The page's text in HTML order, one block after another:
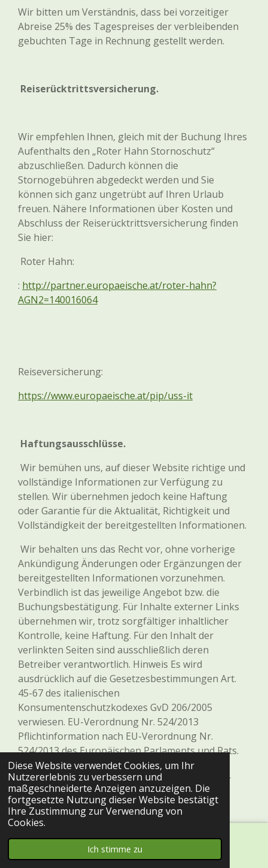
Diese Website verwendet Cookies, um Ihr
Nutzererlebnis zu verbessern und
maßgeschneiderte Anzeigen anzuzeigen. Die
fortgesetzte Nutzung dieser Website bestätigt
Ihre Zustimmung zur Verwendung von
Cookies.
Ich stimme zu
Wir bitten um Verständnis, dass bei vorzeitiger
Abreise 25% des Tagespreises der verbleibenden
gebuchten Tage in Rechnung gestellt werden.
Reiserücktrittsversicherung.
Wir empfehlen Ihnen, gleich mit der Buchung Ihres
Aufenthalts den „Roter Hahn Stornoschutz“
abzuschließen. Dadurch können die
Stornogebühren abgedeckt werden und Sie
können sich ganz ungetrübt auf Ihren Urlaub
freuen. Nähere Informationen über Kosten und
Abschluss der Reiserücktrittsversicherung finden
Sie hier:
Roter Hahn:
: http://partner.europaeische.at/roter-hahn?
AGN2=140016064
Reiseversicherung:
https://www.europaeische.at/pip/uss-it
Haftungsausschlüsse.
Wir bemühen uns, auf dieser Website richtige und
vollständige Informationen zur Verfügung zu
stellen. Wir übernehmen jedoch keine Haftung
oder Garantie für die Aktualität, Richtigkeit und
Vollständigkeit der bereitgestellten Informationen.
Wir behalten uns das Recht vor, ohne vorherige
Ankündigung Änderungen oder Ergänzungen der
bereitgestellten Informationen vorzunehmen.
Verbindlich ist das jeweilige Angebot bzw. die
Buchungsbestätigung. Für Inhalte externer Links
übernehmen wir, trotz sorgfältiger inhaltlicher
Kontrolle, keine Haftung. Für den Inhalt der
verlinkten Seiten sind ausschließlich deren
Betreiber verantwortlich. Hinweis Es wird
ausdrücklich auf die Gesetzesbestimmungen Art.
45-67 des italienischen
Konsumentenschutzkodexes GvD 206/2005
verwiesen. EU-Verordnung Nr. 524/2013
Pflichtinformation nach EU-Verordnung Nr.
524/2013 des Europäischen Parlaments und Rats.
Plattform zur Online-Beilegung
verbraucherrechtlicher Streitigkeiten (ODR) der
Europäischen Kommission:
http://ec.europa.eu/consumers/odr/